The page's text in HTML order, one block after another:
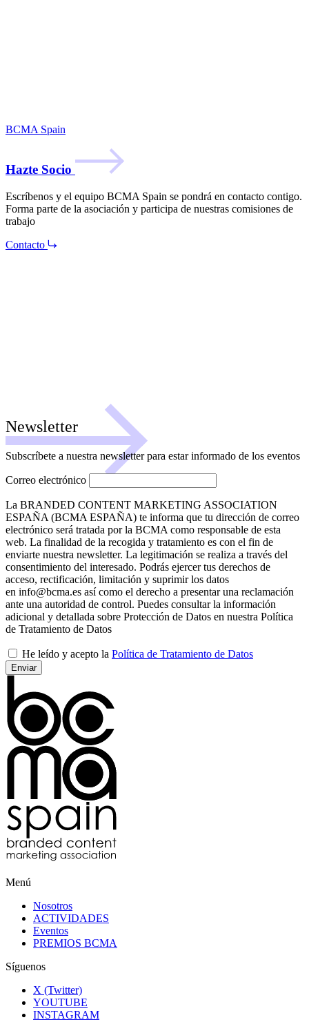
BCMA Spain
Hazte Socio
Escríbenos y el equipo BCMA Spain se pondrá en contacto contigo.
Forma parte de la asociación y participa de nuestras comisiones de
trabajo
Contacto
Newsletter
Subscríbete a nuestra newsletter para estar informado de los eventos
Correo electrónico
La BRANDED CONTENT MARKETING ASSOCIATION
ESPAÑA (BCMA ESPAÑA) te informa que tu dirección de correo
electrónico será tratada por la BCMA como responsable de esta
web. La finalidad de la recogida y tratamiento es con el fin de
enviarte nuestra newsletter. La legitimación se realiza a través del
consentimiento del interesado. Podrás ejercer tus derechos de
acceso, rectificación, limitación y suprimir los datos
en info@bcma.es así como el derecho a presentar una reclamación
ante una autoridad de control. Puedes consultar la información
adicional y detallada sobre Protección de Datos en nuestra Política
de Tratamiento de Datos
He leído y acepto la Política de Tratamiento de Datos
Menú
Nosotros
ACTIVIDADES
Eventos
PREMIOS BCMA
Síguenos
X (Twitter)
YOUTUBE
INSTAGRAM